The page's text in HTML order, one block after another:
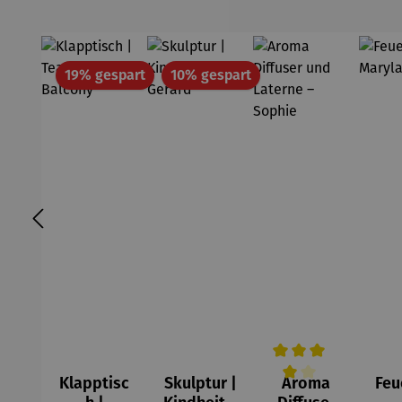
19% gespartRabatt
Klapptisc
10% gespartRabatt
Skulptur |
Durchschnittliche
Aroma